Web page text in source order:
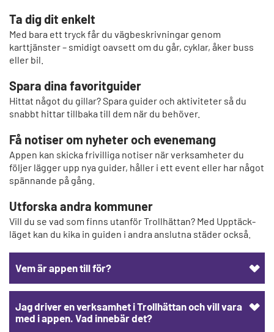
Ta dig dit enkelt
Med bara ett tryck får du vägbeskrivningar genom
karttjänster – smidigt oavsett om du går, cyklar, åker buss
eller bil.
Spara dina favoritguider
Hittat något du gillar? Spara guider och aktiviteter så du
snabbt hittar tillbaka till dem när du behöver.
Få notiser om nyheter och evenemang
Appen kan skicka frivilliga notiser när verksamheter du
följer lägger upp nya guider, håller i ett event eller har något
spännande på gång.
Utforska andra kommuner
Vill du se vad som finns utanför Trollhättan? Med Upptäck-
läget kan du kika in guiden i andra anslutna städer också.
Vem är appen till för?
Jag driver en verksamhet i Trollhättan och vill vara
med i appen. Vad innebär det?